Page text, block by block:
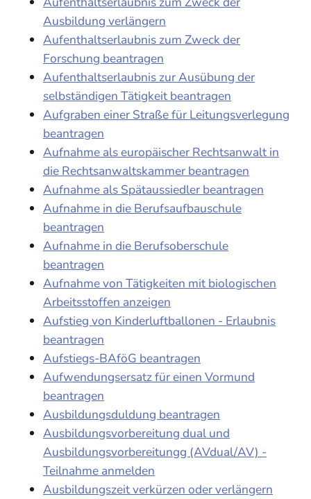
Ausbildung verlängern
Aufenthaltserlaubnis zum Zweck der
Forschung beantragen
Aufenthaltserlaubnis zur Ausübung der
selbständigen Tätigkeit beantragen
Aufgraben einer Straße für Leitungsverlegung
beantragen
Aufnahme als europäischer Rechtsanwalt in
die Rechtsanwaltskammer beantragen
Aufnahme als Spätaussiedler beantragen
Aufnahme in die Berufsaufbauschule
beantragen
Aufnahme in die Berufsoberschule
beantragen
Aufnahme von Tätigkeiten mit biologischen
Arbeitsstoffen anzeigen
Aufstieg von Kinderluftballonen - Erlaubnis
beantragen
Aufstiegs-BAföG beantragen
Aufwendungsersatz für einen Vormund
beantragen
Ausbildungsduldung beantragen
Ausbildungsvorbereitung dual und
Ausbildungsvorbereitungg (AVdual/AV) -
Teilnahme anmelden
Ausbildungszeit verkürzen oder verlängern